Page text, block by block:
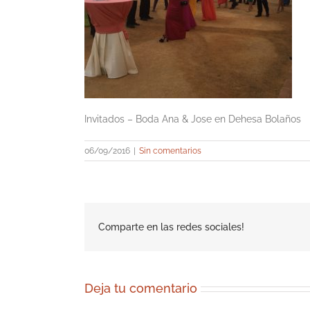
Invitados – Boda Ana & Jose en Dehesa Bolaños
06/09/2016 Sin comentarios
Comparte en las redes sociales!
Deja tu comentario